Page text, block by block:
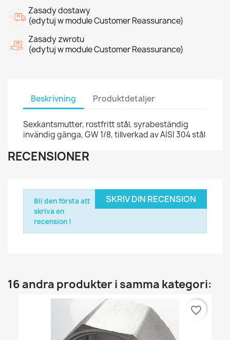
Zasady dostawy
(edytuj w module Customer Reassurance)
Zasady zwrotu
(edytuj w module Customer Reassurance)
Beskrivning Produktdetaljer
Sexkantsmutter, rostfritt stål, syrabeständig
invändig gänga, GW 1/8, tillverkad av AISI 304 stål
RECENSIONER
SKRIV DIN RECENSION
Bli den första att
skriva en
recension !
16 andra produkter i samma kategori:
favorite_border